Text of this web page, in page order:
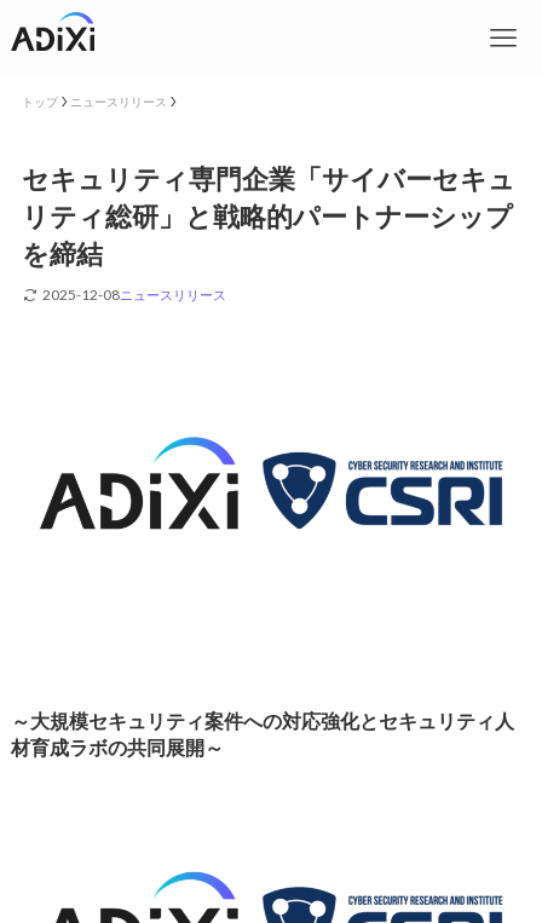
トップ ニュースリリース
セキュリティ専門企業「サイバーセキュ
リティ総研」と戦略的パートナーシップ
を締結
ニュースリリース
2025-12-08
～大規模セキュリティ案件への対応強化とセキュリティ人
材育成ラボの共同展開～